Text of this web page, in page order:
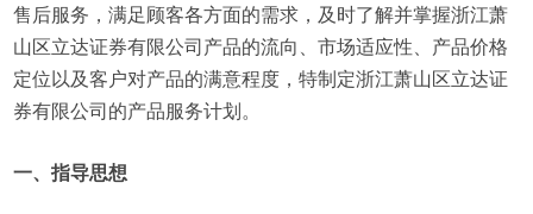
售后服务，满足顾客各方面的需求，及时了解并掌握浙江萧
山区立达证券有限公司产品的流向、市场适应性、产品价格
定位以及客户对产品的满意程度，特制定浙江萧山区立达证
券有限公司的产品服务计划。
一、指导思想